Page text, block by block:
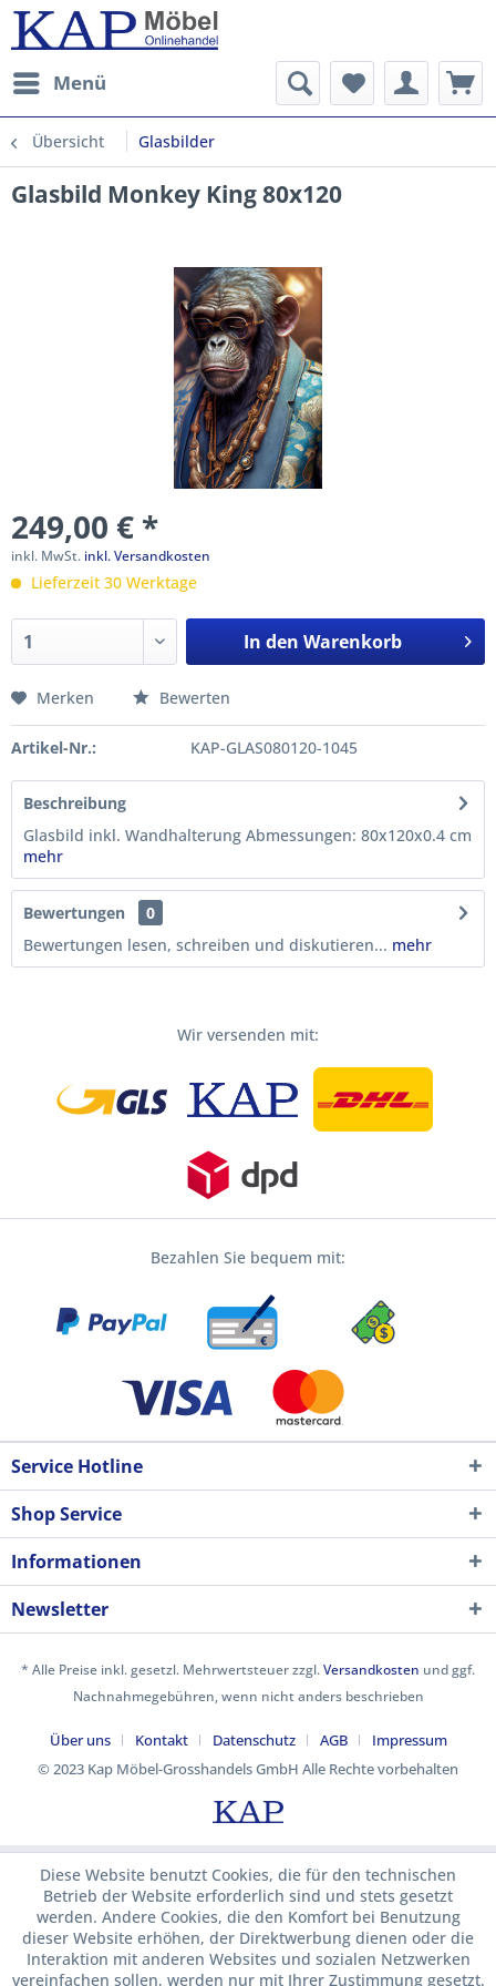
Menü
Übersicht Glasbilder
Glasbild Monkey King 80x120
249,00 € *
inkl. MwSt. inkl. Versandkosten
Lieferzeit 30 Werktage
In den Warenkorb
Merken Bewerten
Artikel-Nr.: KAP-GLAS080120-1045
Beschreibung
Glasbild inkl. Wandhalterung Abmessungen: 80x120x0.4 cm
mehr
Bewertungen
0
Bewertungen lesen, schreiben und diskutieren... mehr
Wir versenden mit:
Bezahlen Sie bequem mit:
Service Hotline
Shop Service
Informationen
Newsletter
* Alle Preise inkl. gesetzl. Mehrwertsteuer zzgl.Versandkosten und ggf.
Nachnahmegebühren, wenn nicht anders beschrieben
Über uns Kontakt Datenschutz AGB
Impressum
© 2023 Kap Möbel-Grosshandels GmbH Alle Rechte vorbehalten
Diese Website benutzt Cookies, die für den technischen
Betrieb der Website erforderlich sind und stets gesetzt
werden. Andere Cookies, die den Komfort bei Benutzung
dieser Website erhöhen, der Direktwerbung dienen oder die
Interaktion mit anderen Websites und sozialen Netzwerken
vereinfachen sollen, werden nur mit Ihrer Zustimmung gesetzt.